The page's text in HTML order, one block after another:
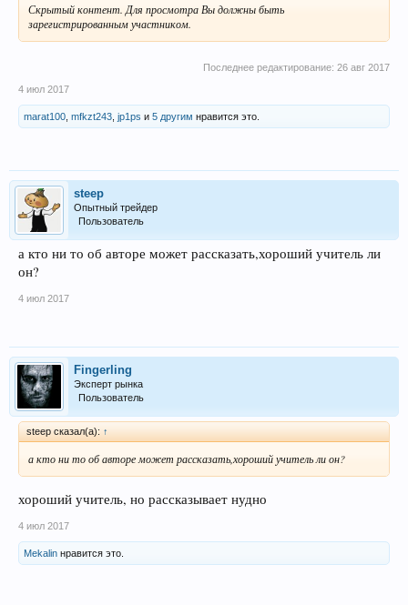
Скрытый контент. Для просмотра Вы должны быть
зарегистрированным участником.
Последнее редактирование: 26 авг 2017
4 июл 2017
marat100 mfkzt243 jp1ps и 5 другим нравится это.
steep
Опытный трейдер
Пользователь
а кто ни то об авторе может рассказать,хороший учитель ли
он?
4 июл 2017
Fingerling
Эксперт рынка
Пользователь
steep сказал(а): ↑
а кто ни то об авторе может рассказать,хороший учитель ли он?
хороший учитель, но рассказывает нудно
4 июл 2017
Mekalin нравится это.